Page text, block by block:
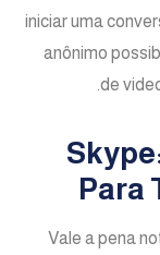
iniciar uma
anônimo
de
Para
Vale a pena